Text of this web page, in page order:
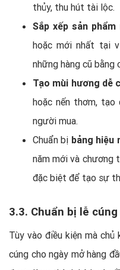
thủy, thu hút tài lộc.
Sắp xếp sản
hoặc mới nhất tại
những hàng cũ bằng
Tạo mùi hương dễ
hoặc nến thơm,
người mua.
Chuẩn bị bảng hiệu
năm mới và chương
đặc biệt để tạo sự
3.3. Chuẩn bị lễ
Tùy vào điều kiện mà
cúng cho ngày mở hàng